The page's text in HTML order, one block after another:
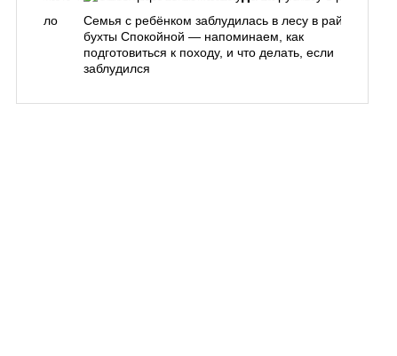
Семья с ребёнком заблудилась в лесу в районе
бухты Спокойной — напоминаем, как
подготовиться к походу, и что делать, если
заблудился